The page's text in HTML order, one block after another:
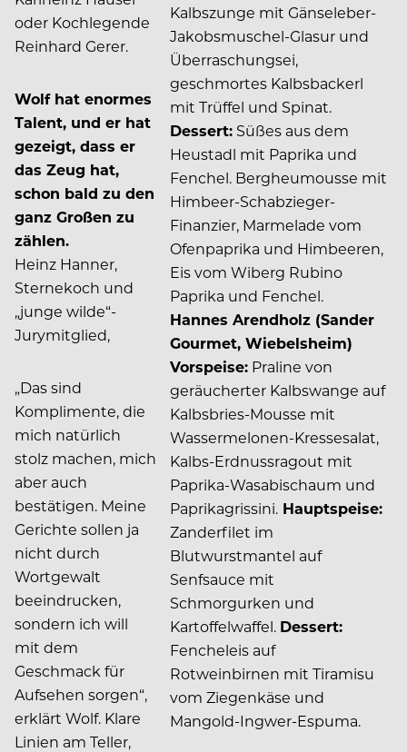
Kalbszunge mit Gänseleber-
Jakobsmuschel-Glasur und
Überraschungsei,
geschmortes Kalbsbackerl
mit Trüffel und Spinat.
Dessert: Süßes aus dem
Heustadl mit Paprika und
Fenchel. Bergheumousse mit
Himbeer-Schabzieger-
Finanzier, Marmelade vom
Ofenpaprika und Himbeeren,
Eis vom Wiberg Rubino
Paprika und Fenchel.
Hannes Arendholz (Sander
Gourmet, Wiebelsheim)
Vorspeise: Praline von
geräucherter Kalbswange auf
Kalbsbries-Mousse mit
Wassermelonen-Kressesalat,
Kalbs-Erdnussragout mit
Paprika-Wasabischaum und
Paprikagrissini. Hauptspeise:
Zanderfilet im
Blutwurstmantel auf
Senfsauce mit
Schmorgurken und
Kartoffelwaffel. Dessert:
Fencheleis auf
Rotweinbirnen mit Tiramisu
vom Ziegenkäse und
Mangold-Ingwer-Espuma.
oder Kochlegende
Reinhard Gerer.
Wolf hat enormes
Talent, und er hat
gezeigt, dass er
das Zeug hat,
schon bald zu den
ganz Großen zu
zählen.
Heinz Hanner,
Sternekoch und
„junge wilde“-
Jurymitglied,
„Das sind
Komplimente, die
mich natürlich
stolz machen, mich
aber auch
bestätigen. Meine
Gerichte sollen ja
nicht durch
Wortgewalt
beeindrucken,
sondern ich will
mit dem
Geschmack für
Aufsehen sorgen“,
erklärt Wolf. Klare
Linien am Teller,